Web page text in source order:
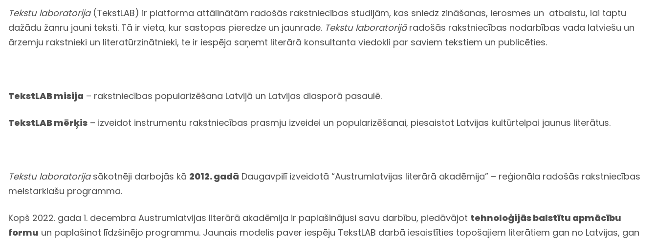
Tekstu laboratorija (TekstLAB) ir platforma attālinātām radošās rakstniecības studijām, kas sniedz zināšanas, ierosmes un atbalstu, lai taptu
dažādu žanru jauni teksti. Tā ir vieta, kur sastopas pieredze un jaunrade. Tekstu laboratorijāradošās rakstniecības nodarbības vada latviešu un
ārzemju rakstnieki un literatūrzinātnieki, te ir iespēja saņemt literārā konsultanta viedokli par saviem tekstiem un publicēties.
TekstLABmisija – rakstniecības popularizēšana Latvijā un Latvijas diasporā pasaulē.
TekstLABmērķis – izveidot instrumentu rakstniecības prasmju izveidei un popularizēšanai, piesaistot Latvijas kultūrtelpai jaunus literātus.
Tekstu laboratorija sākotnēji darbojās kā 2012. gadā Daugavpilī izveidotā “Austrumlatvijas literārā akadēmija” – reģionāla radošās rakstniecības
meistarklašu programma.
Kopš 2022. gada 1. decembra Austrumlatvijas literārā akadēmija ir paplašinājusi savu darbību, piedāvājot tehnoloģijās balstītu apmācību
formu un paplašinot līdzšinējo programmu. Jaunais modelis paver iespēju TekstLAB darbā iesaistīties topošajiem literātiem gan no Latvijas, gan